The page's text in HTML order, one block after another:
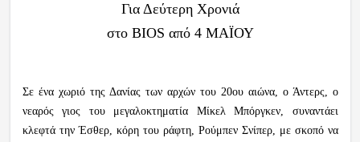
Για Δεύτερη Χρονιά
στο BIOS από 4 ΜΑΪΟΥ
Σε ένα χωριό της Δανίας των αρχών του 20ου αιώνα, ο Άντερς, ο
νεαρός γιος του μεγαλοκτηματία Μίκελ Μπόργκεν, συναντάει
κλεφτά την Έσθερ, κόρη του ράφτη, Ρούμπεν Σνίπερ, με σκοπό να